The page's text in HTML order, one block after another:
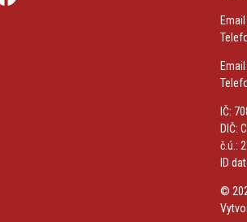
IČ:
DIČ:
č.ú.:
ID
©